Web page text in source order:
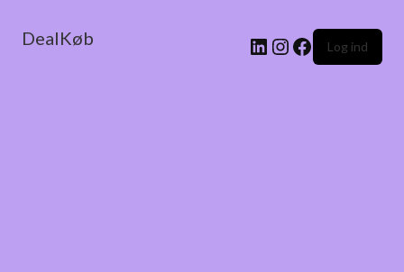
DealKøb Log ind